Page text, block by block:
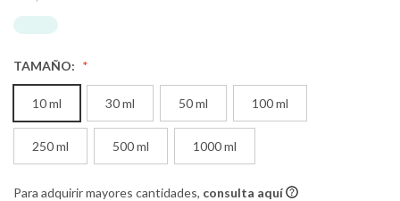
TAMAÑO:
10 ml 30 ml 50 ml 100 ml
250 ml 500 ml 1000 ml
Para adquirir mayores cantidades, consulta aquí